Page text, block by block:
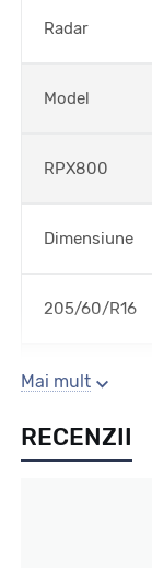
Radar
Model
RPX800
Dimensiune
205/60/R16
Sezon
Vara
Mai mult
RECENZII